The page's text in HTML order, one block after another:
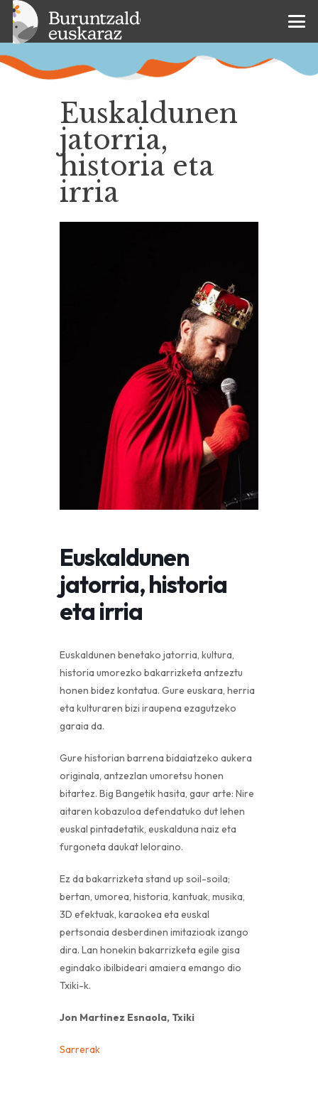
Euskaldunen
jatorria,
historia eta
irria
Euskaldunen
jatorria, historia
eta irria
Euskaldunen benetako jatorria, kultura,
historia umorezko bakarrizketa antzeztu
honen bidez kontatua. Gure euskara, herria
eta kulturaren bizi iraupena ezagutzeko
garaia da.
Gure historian barrena bidaiatzeko aukera
originala, antzezlan umoretsu honen
bitartez. Big Bangetik hasita, gaur arte: Nire
aitaren kobazuloa defendatuko dut lehen
euskal pintadetatik, euskalduna naiz eta
furgoneta daukat leloraino.
Ez da bakarrizketa stand up soil-soila;
bertan, umorea, historia, kantuak, musika,
3D efektuak, karaokea eta euskal
pertsonaia desberdinen imitazioak izango
dira. Lan honekin bakarrizketa egile gisa
egindako ibilbideari amaiera emango dio
Txiki-k.
Jon Martinez Esnaola, Txiki
Sarrerak